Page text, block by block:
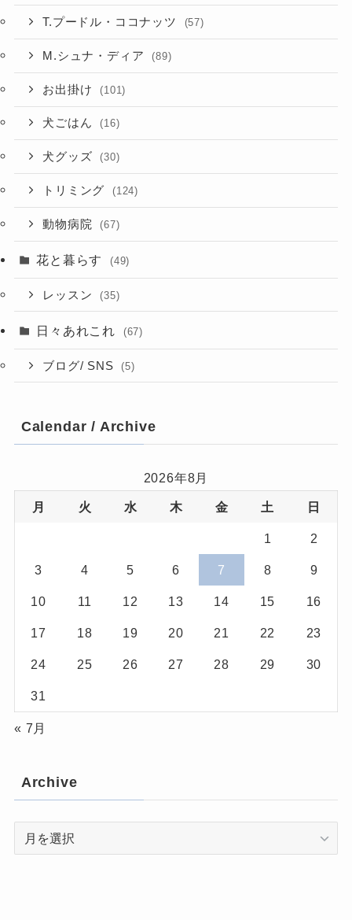
T.プードル・ココナッツ (57)
M.シュナ・ディア (89)
お出掛け (101)
犬ごはん (16)
犬グッズ (30)
トリミング (124)
動物病院 (67)
花と暮らす (49)
レッスン (35)
日々あれこれ (67)
ブログ/ SNS (5)
Calendar / Archive
2026年8月
月 火 水 木 金 土 日
1 2
3 4 5 6 7 8 9
10 11 12 13 14 15 16
17 18 19 20 21 22 23
24 25 26 27 28 29 30
31
« 7月
Archive
Archive